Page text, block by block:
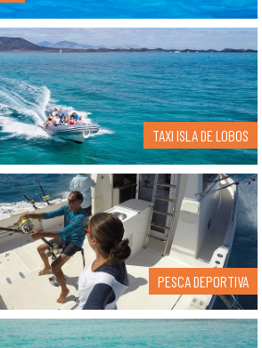
TAXI ISLA DE LOBOS
PESCA DEPORTIVA